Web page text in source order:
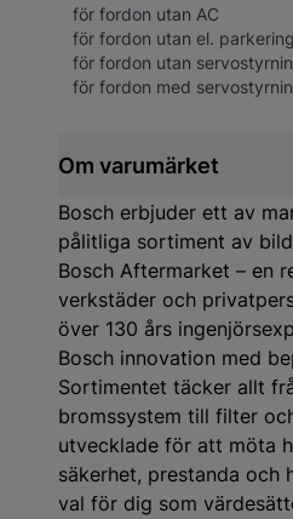
för fordon utan AC
för fordon utan el.
för fordon utan
för fordon med
Om varumärket
Bosch erbjuder ett av
pålitliga sortiment av
Bosch Aftermarket – en
verkstäder och
över 130 års
Bosch innovation med
Sortimentet täcker allt
bromssystem till filter
utvecklade för att möta
säkerhet, prestanda och
val för dig som